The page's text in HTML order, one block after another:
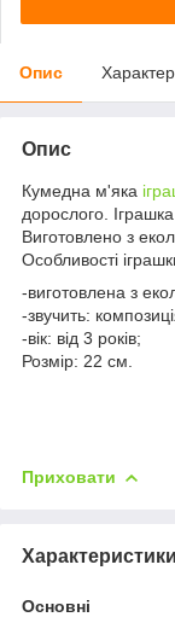
Опис
Опис
Кумедна м'яка
дорослого.
Виготовлено з
Особливості
-виготовлена з
-звучить:
-вік: від 3 років;
Розмір: 22 см.
Приховати
Характеристики
Основні